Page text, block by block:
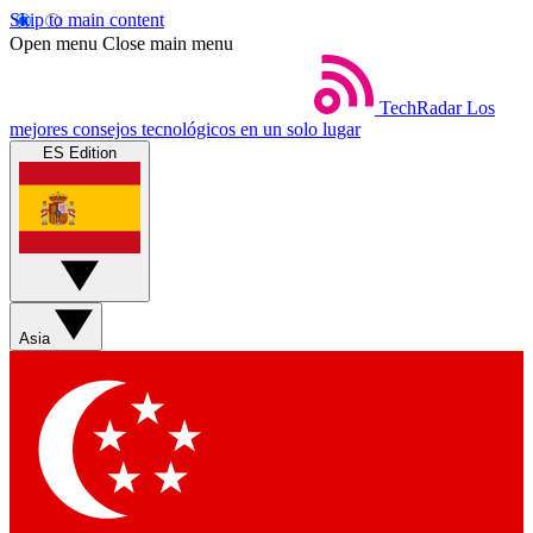
Skip to main content
Open menu Close main menu
TechRadar Los
mejores consejos tecnológicos en un solo lugar
ES Edition
Asia